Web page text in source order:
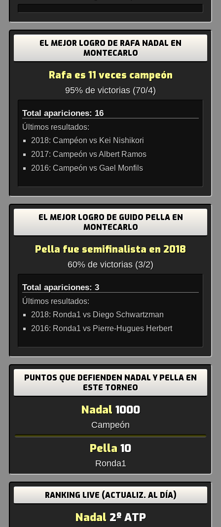
EL MEJOR LOGRO DE RAFA NADAL EN
MONTECARLO
Rafa es 11 veces campeón
95% de victorias (70/4)
Total apariciones: 16
Últimos resultados:
2018: Campéon vs Kei Nishikori
2017: Campeón vs Albert Ramos
2016: Campeón vs Gael Monfils
EL MEJOR LOGRO DE GUIDO PELLA EN
MONTECARLO
Pella fue semifinalista en 2018
60% de victorias (3/2)
Total apariciones: 3
Últimos resultados:
2018: Ronda1 vs Diego Schwartzman
2016: Ronda1 vs Pierre-Hugues Herbert
PUNTOS QUE DEFIENDEN NADAL Y PELLA EN
ESTE TORNEO
Nadal 1000
Campeón
Pella 10
Ronda1
RANKING LIVE (ACTUALIZ. AL DÍA)
Nadal 2º ATP